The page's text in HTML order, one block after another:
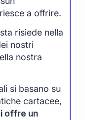
a offrire.
risiede nella
nostri
nostra
si basano su
cartacee,
offre un